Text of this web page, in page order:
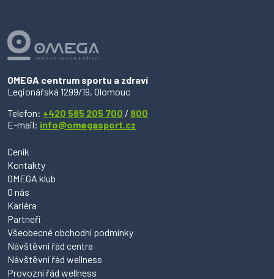
OMEGA centrum sportu a zdraví
Legionářská 1299/19, Olomouc
Telefon: +420 585 205 700 / 800
E-mail: info@omegasport.cz
Ceník
Kontakty
OMEGA klub
O nás
Kariéra
Partneři
Všeobecné obchodní podmínky
Návštěvní řád centra
Návštěvní řád wellness
Provozní řád wellness